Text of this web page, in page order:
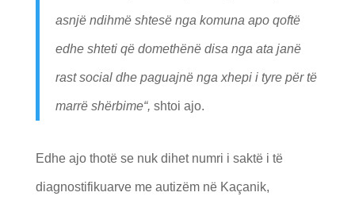
asnjë ndihmë shtesë nga komuna apo qoftë
edhe shteti që domethënë disa nga ata janë
rast social dhe paguajnë nga xhepi i tyre për të
marrë shërbime“, shtoi ajo.
Edhe ajo thotë se nuk dihet numri i saktë i të
diagnostifikuarve me autizëm në Kaçanik,